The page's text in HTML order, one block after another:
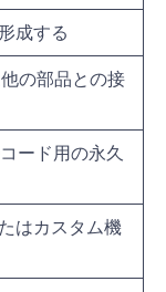
成する
の部品との接
ード用の永久
はカスタム機